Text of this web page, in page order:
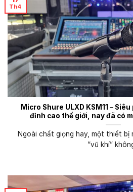
Micro Shure ULXD KSM11 –
đỉnh cao thế giới, nay đã có
Ngoài chất giọng hay, một thiết bị
“vũ khí”
Th4